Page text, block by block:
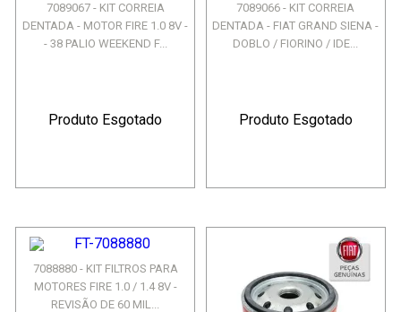
7089067 - KIT CORREIA
DENTADA - MOTOR FIRE 1.0 8V -
- 38 PALIO WEEKEND F...
Produto Esgotado
7089066 - KIT CORREIA
DENTADA - FIAT GRAND SIENA -
DOBLO / FIORINO / IDE...
Produto Esgotado
7088880 - KIT FILTROS PARA
MOTORES FIRE 1.0 / 1.4 8V -
REVISÃO DE 60 MIL...